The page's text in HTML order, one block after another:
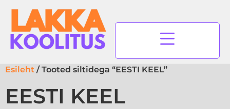
Esileht / Tooted siltidega “EESTI KEEL”
EESTI KEEL